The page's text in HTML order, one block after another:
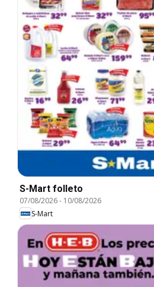
S-Mart folleto
07/08/2026- 10/08/2026
S-Mart